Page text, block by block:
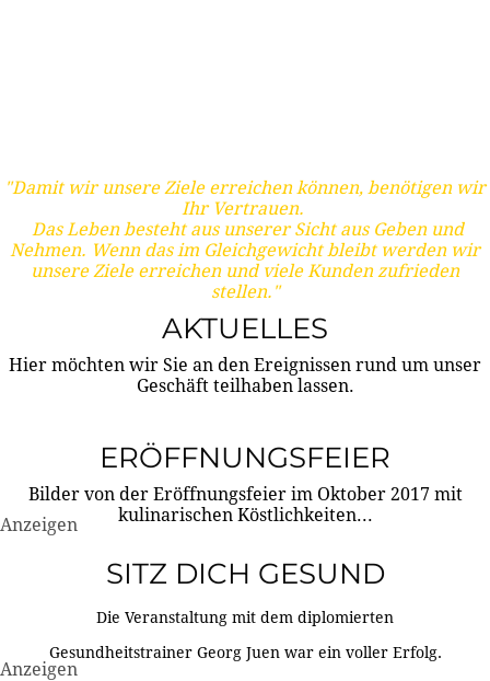
"Damit wir unsere Ziele erreichen können, benötigen wir
Ihr Vertrauen.
Das Leben besteht aus unserer Sicht aus Geben und
Nehmen. Wenn das im Gleichgewicht bleibt werden wir
unsere Ziele erreichen und viele Kunden zufrieden
stellen."
AKTUELLES
Hier möchten wir Sie an den Ereignissen rund um unser
Geschäft teilhaben lassen.
ERÖFFNUNGSFEIER
Bilder von der Eröffnungsfeier im Oktober 2017 mit
kulinarischen Köstlichkeiten...
Anzeigen
SITZ DICH GESUND
Die Veranstaltung mit dem diplomierten
Gesundheitstrainer Georg Juen war ein voller Erfolg.
Anzeigen